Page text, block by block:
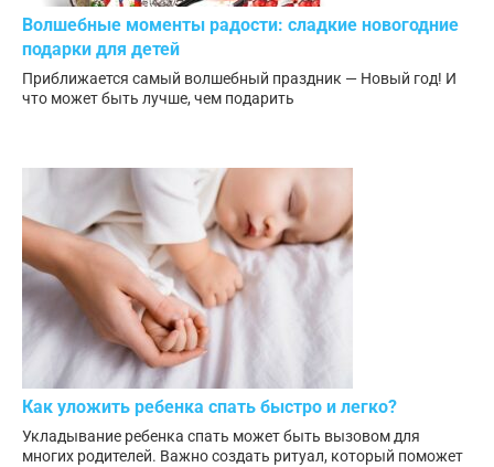
Волшебные моменты радости: сладкие новогодние
подарки для детей
Приближается самый волшебный праздник — Новый год! И
что может быть лучше, чем подарить
Как уложить ребенка спать быстро и легко?
Укладывание ребенка спать может быть вызовом для
многих родителей. Важно создать ритуал, который поможет